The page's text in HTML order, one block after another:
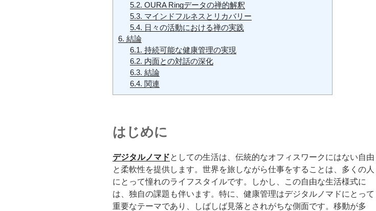
5.2. OURA Ringデータの禅的解釈
5.3. マインドフルネスとリカバリー
5.4. 日々の活動における禅の実践
6. 結論
6.1. 持続可能な健康管理の実現
6.2. 内面との対話の深化
6.3. 結論
6.4. 関連
はじめに
デジタルノマドとしての生活は、伝統的なオフィスワークにはない自由
と柔軟性を提供します。世界を旅しながら仕事をすることは、多くの人
にとって憧れのライフスタイルです。しかし、この自由な生活様式に
は、独自の課題も伴います。特に、健康管理はデジタルノマドにとって
重要なテーマであり、しばしば見落とされがちな側面です。移動が多